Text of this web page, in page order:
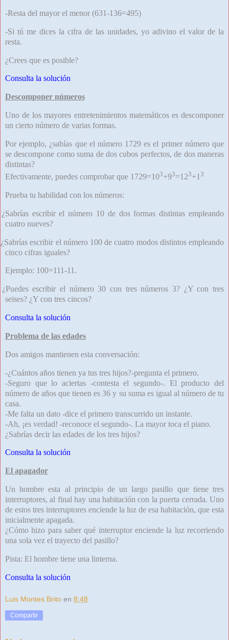
-Resta del mayor el menor (631-136=495)
-Si tú me dices la cifra de las unidades, yo adivino el valor de la
resta.
¿Crees que es posible?
Consulta la solución
Descomponer números
Uno de los mayores entretenimientos matemáticos es descomponer
un cierto número de varias formas.
Por ejemplo, ¿sabías que el número 1729 es el primer número que
se descompone como suma de dos cubos perfectos, de dos maneras
distintas?
Efectivamente, puedes comprobar que 1729=103+93=123+1 3
Prueba tu habilidad con los números:
¿Sabrías escribir el número 10 de dos formas distintas empleando
cuatro nueves?
¿Sabrías escribir el número 100 de cuatro modos distintos empleando
cinco cifras iguales?
Ejemplo: 100=111-11.
¿Puedes escribir el número 30 con tres números 3? ¿Y con tres
seises? ¿Y con tres cincos?
Consulta la solución
Problema de las edades
Dos amigos mantienen esta conversación:
-¿Cuántos años tienen ya tus tres hijos?-pregunta el primero.
-Seguro que lo aciertas -contesta el segundo-. El producto del
número de años que tienen es 36 y su suma es igual al número de tu
casa.
-Me falta un dato -dice el primero transcurrido un instante.
-Ah, ¡es verdad! -reconoce el segundo-. La mayor toca el piano.
¿Sabrías decir las edades de los tres hijos?
Consulta la solución
El apagador
Un hombre esta al principio de un largo pasillo que tiene tres
interruptores, al final hay una habitación con la puerta cerrada. Uno
de estos tres interruptores enciende la luz de esa habitación, que esta
inicialmente apagada.
¿Cómo hizo para saber qué interruptor enciende la luz recorriendo
una sola vez el trayecto del pasillo?
Pista: El hombre tiene una linterna.
Consulta la solución
Luis Montes Brito en 8:48
Compartir